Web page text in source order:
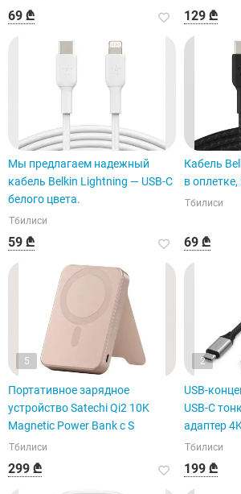
69 ₾ 129 ₾
Мы предлагаем надежный
кабель Belkin Lightning — USB-C
белого цвета.
Тбилиси
59 ₾
Кабель
в
Тбилиси
69 ₾
5
Портативное зарядное
устройство Satechi Qi2 10K
Magnetic Power Bank с S
Тбилиси
299 ₾
2
USB-
USB-C
адаптер
Тбилиси
199 ₾